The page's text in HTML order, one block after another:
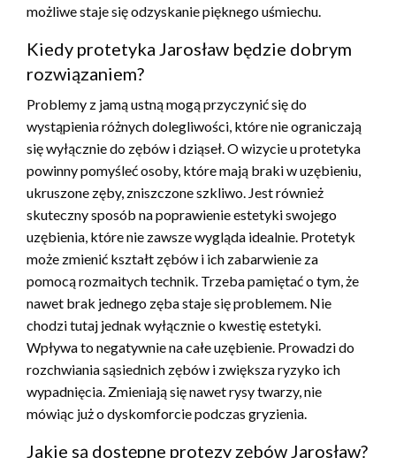
możliwe staje się odzyskanie pięknego uśmiechu.
Kiedy protetyka Jarosław będzie dobrym
rozwiązaniem?
Problemy z jamą ustną mogą przyczynić się do
wystąpienia różnych dolegliwości, które nie ograniczają
się wyłącznie do zębów i dziąseł. O wizycie u protetyka
powinny pomyśleć osoby, które mają braki w uzębieniu,
ukruszone zęby, zniszczone szkliwo. Jest również
skuteczny sposób na poprawienie estetyki swojego
uzębienia, które nie zawsze wygląda idealnie. Protetyk
może zmienić kształt zębów i ich zabarwienie za
pomocą rozmaitych technik. Trzeba pamiętać o tym, że
nawet brak jednego zęba staje się problemem. Nie
chodzi tutaj jednak wyłącznie o kwestię estetyki.
Wpływa to negatywnie na całe uzębienie. Prowadzi do
rozchwiania sąsiednich zębów i zwiększa ryzyko ich
wypadnięcia. Zmieniają się nawet rysy twarzy, nie
mówiąc już o dyskomforcie podczas gryzienia.
Jakie są dostępne protezy zębów Jarosław?